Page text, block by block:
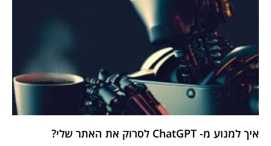
איך למנוע מ- ChatGPT לסרוק את האתר שלי?